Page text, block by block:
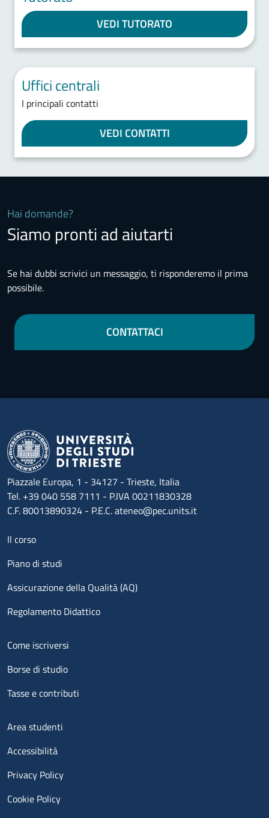
VEDI TUTORATO
Uffici centrali
I principali contatti
VEDI CONTATTI
Hai domande?
Siamo pronti ad aiutarti
Se hai dubbi scrivici un messaggio, ti risponderemo il prima
possibile.
CONTATTACI
Piazzale Europa, 1 - 34127 - Trieste, Italia
Tel. +39 040 558 7111 - P.IVA 00211830328
C.F. 80013890324 - P.E.C. ateneo@pec.units.it
Menu footer 1
Il corso
Piano di studi
Assicurazione della Qualità (AQ)
Regolamento Didattico
Menu footer 2
Come iscriversi
Borse di studio
Tasse e contributi
Menu footer 3
Area studenti
Accessibilità
Privacy Policy
Cookie Policy